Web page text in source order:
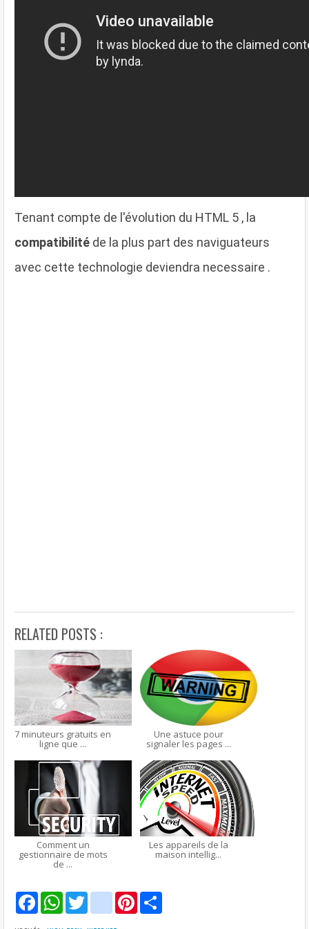
Tenant compte de l'évolution du HTML 5 , la
compatibilité de la plus part des naviguateurs
avec cette technologie deviendra necessaire .
RELATED POSTS :
7 minuteurs gratuits en
ligne que ...
Une astuce pour
signaler les pages ...
Comment un
gestionnaire de mots
de ...
Les appareils de la
maison intellig...
F
a
c
W
h
a
T g
m
a
P
i
n